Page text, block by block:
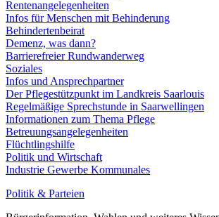
Rentenangelegenheiten
Infos für Menschen mit Behinderung
Behindertenbeirat
Demenz, was dann?
Barrierefreier Rundwanderweg
Soziales
Infos und Ansprechpartner
Der Pflegestützpunkt im Landkreis Saarlouis
Regelmäßige Sprechstunde in Saarwellingen
Informationen zum Thema Pflege
Betreuungsangelegenheiten
Flüchtlingshilfe
Politik und Wirtschaft
Industrie Gewerbe Kommunales
Politik & Parteien